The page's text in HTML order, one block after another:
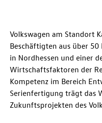
Volkswagen am Standort
Beschäftigten aus über
in Nordhessen und einer
Wirtschaftsfaktoren der
Kompetenz im Bereich
Serienfertigung trägt das
Zukunftsprojekten des